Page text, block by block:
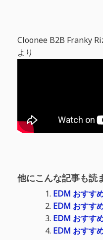
Cloonee B2B Franky
より
他にこんな記事も読
EDM おすす
EDM おすす
EDM おすす
EDM おすす